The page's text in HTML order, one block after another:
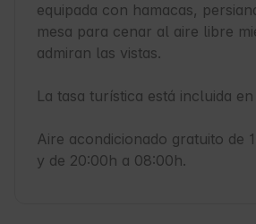
equipada con hamacas,
mesa para cenar al aire libre
admiran las vistas.
La tasa turística está incluida
Aire acondicionado gratuito de
y de 20:00h a 08:00h.